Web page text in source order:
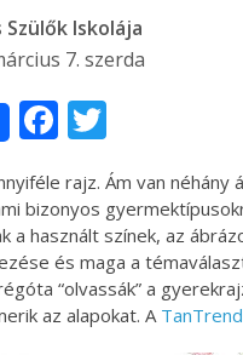
Szülők Iskolája
7. szerda
Facebook
rajz. Ám van néhány
bizonyos
a használt színek, az
és maga a
“olvassák” a
az alapokat. A